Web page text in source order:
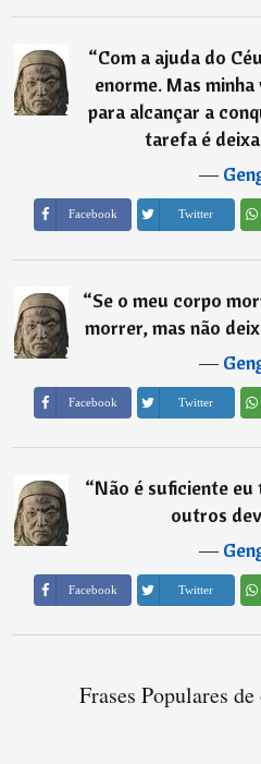
“Com a ajuda do
enorme. Mas
para alcançar a
tarefa é
―
Facebook Twitter
“Se o meu corpo
morrer, mas não
―
Facebook Twitter
“Não é suficiente
outros
―
Facebook Twitter
Frases Populares